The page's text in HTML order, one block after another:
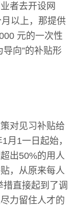
者去开设网
以上，那提供
元的一次性
导向”的补贴形
对见习补贴给
月1一日起始，
出50%的用人
，从原来每人
直接起到了调
力留住人才的